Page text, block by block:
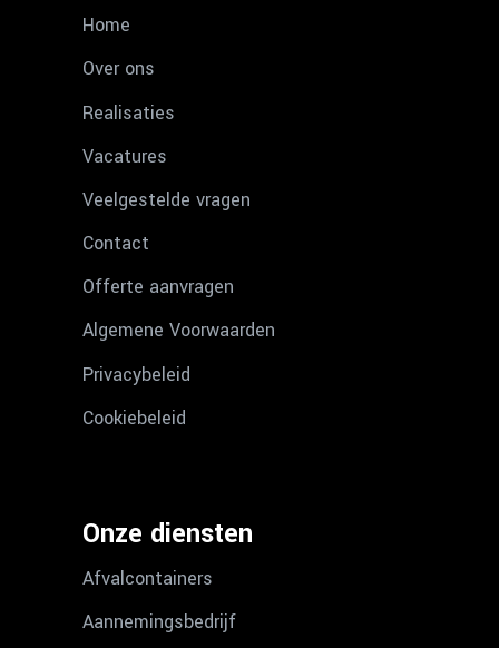
Home
Over ons
Realisaties
Vacatures
Veelgestelde vragen
Contact
Offerte aanvragen
Algemene Voorwaarden
Privacybeleid
Cookiebeleid
Onze diensten
Afvalcontainers
Aannemingsbedrijf